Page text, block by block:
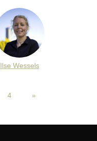
Ilse Wessels
4 »